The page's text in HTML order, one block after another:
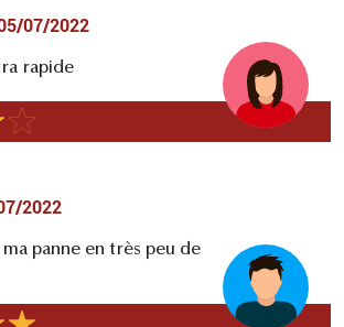
07/2022
rapide
2022
panne en très peu de